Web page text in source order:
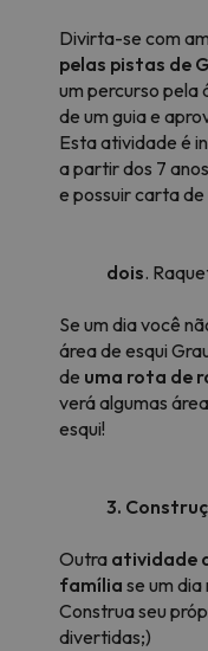
Divirta-se com
pelas pistas de
um percurso pela
de um guia e
Esta atividade é
a partir dos 7
e possuir carta
dois.
Se um dia você
área de esqui
de uma rota de
verá algumas
esqui!
3.
Outra atividade
família se um
Construa seu
divertidas;)